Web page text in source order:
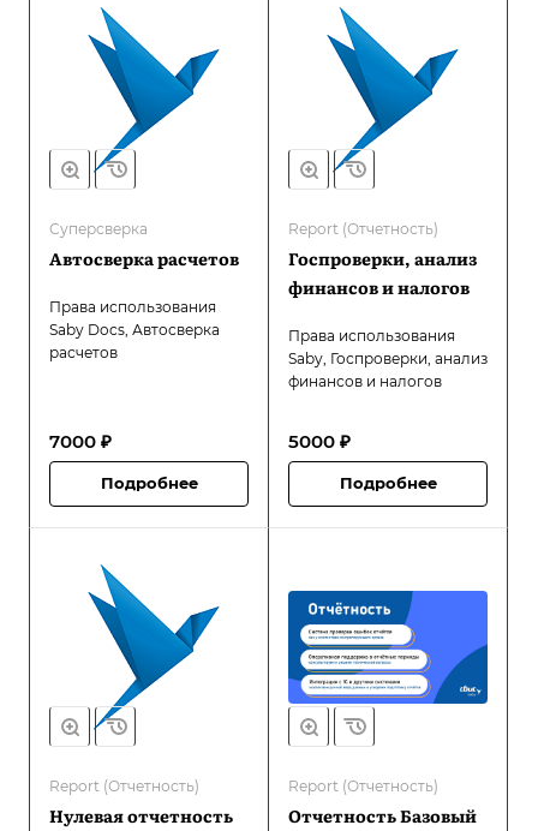
Суперсверка
Автосверка расчетов
Права использования
Saby Docs, Автосверка
расчетов
7000 ₽
Подробнее
Report (Отчетность)
Госпроверки, анализ
финансов и налогов
Права использования
Saby, Госпроверки, анализ
финансов и налогов
5000 ₽
Подробнее
Report (Отчетность)
Нулевая отчетность
Report (Отчетность)
Отчетность Базовый